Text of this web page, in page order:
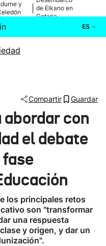
y
de Elkano en
Getaria
ES
Compartir Guardar
abordar con
el debate
los principales retos
son "transformar
una respuesta
y origen, y dar un